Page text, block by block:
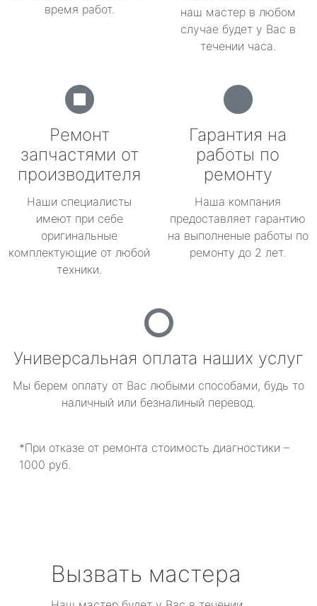
время работ.
наш мастер в любом
случае будет у Вас в
течении часа.
Ремонт
запчастями от
производителя
Наши специалисты
имеют при себе
оригинальные
комплектующие от любой
техники.
Гарантия на
работы по
ремонту
Наша компания
предоставляет гарантию
на выполненые работы по
ремонту до 2 лет.
Универсальная оплата наших услуг
Мы берем оплату от Вас любыми способами, будь то
наличный или безналиный перевод.
*При отказе от ремонта стоимость диагностики –
1000 руб.
Вызвать мастера